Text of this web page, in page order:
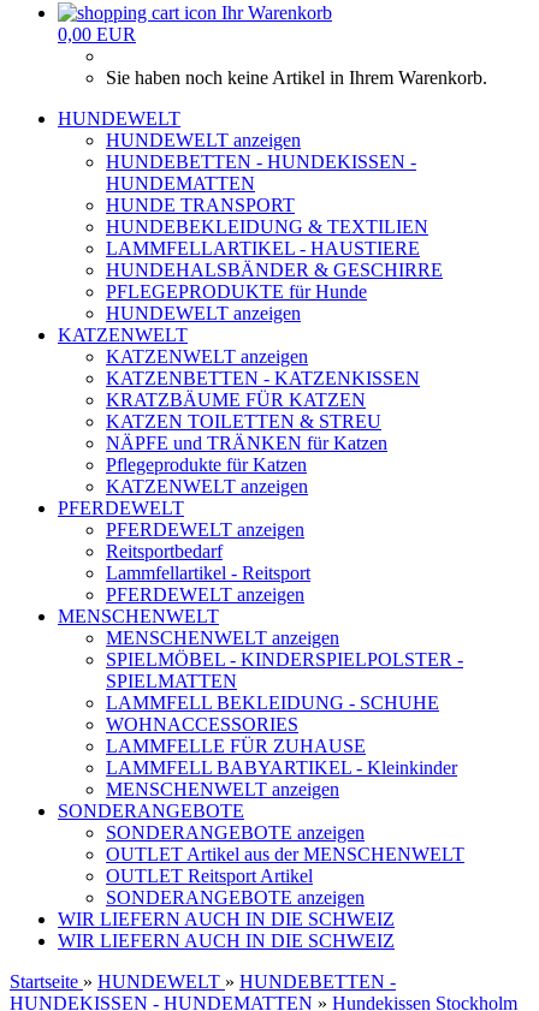
Ihr Warenkorb
0,00 EUR
Sie haben noch keine Artikel in Ihrem Warenkorb.
HUNDEWELT
HUNDEWELT anzeigen
HUNDEBETTEN - HUNDEKISSEN -
HUNDEMATTEN
HUNDE TRANSPORT
HUNDEBEKLEIDUNG & TEXTILIEN
LAMMFELLARTIKEL - HAUSTIERE
HUNDEHALSBÄNDER & GESCHIRRE
PFLEGEPRODUKTE für Hunde
HUNDEWELT anzeigen
KATZENWELT
KATZENWELT anzeigen
KATZENBETTEN - KATZENKISSEN
KRATZBÄUME FÜR KATZEN
KATZEN TOILETTEN & STREU
NÄPFE und TRÄNKEN für Katzen
Pflegeprodukte für Katzen
KATZENWELT anzeigen
PFERDEWELT
PFERDEWELT anzeigen
Reitsportbedarf
Lammfellartikel - Reitsport
PFERDEWELT anzeigen
MENSCHENWELT
MENSCHENWELT anzeigen
SPIELMÖBEL - KINDERSPIELPOLSTER -
SPIELMATTEN
LAMMFELL BEKLEIDUNG - SCHUHE
WOHNACCESSORIES
LAMMFELLE FÜR ZUHAUSE
LAMMFELL BABYARTIKEL - Kleinkinder
MENSCHENWELT anzeigen
SONDERANGEBOTE
SONDERANGEBOTE anzeigen
OUTLET Artikel aus der MENSCHENWELT
OUTLET Reitsport Artikel
SONDERANGEBOTE anzeigen
WIR LIEFERN AUCH IN DIE SCHWEIZ
WIR LIEFERN AUCH IN DIE SCHWEIZ
Startseite » HUNDEWELT » HUNDEBETTEN -
HUNDEKISSEN - HUNDEMATTEN » Hundekissen Stockholm